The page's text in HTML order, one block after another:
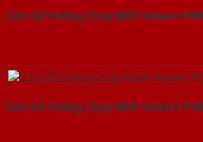
Cửa Gỗ Chống Cháy MDF Veneer
Cửa Gỗ Chống Cháy MDF Veneer